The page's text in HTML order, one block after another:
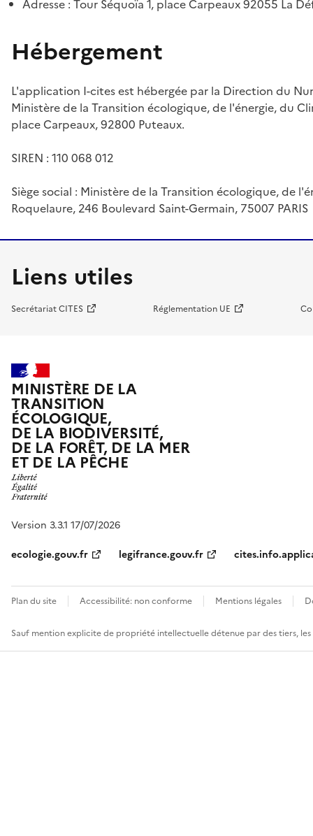
Adresse : Tour Séquoïa 1, place Carpeaux 92055 La
Hébergement
L'application I-cites est hébergée par la Direction du
Ministère de la Transition écologique, de l'énergie, du
place Carpeaux, 92800 Puteaux.
SIREN : 110 068 012
Siège social : Ministère de la Transition écologique, de
Roquelaure, 246 Boulevard Saint-Germain, 75007 PARIS
Liens utiles
Secrétariat CITES Réglementation UE
MINISTÈRE DE LA
TRANSITION
ÉCOLOGIQUE,
DE LA BIODIVERSITÉ,
DE LA FORÊT, DE LA MER
ET DE LA PÊCHE
Version 3.3.1 17/07/2026
ecologie.gouv.fr
legifrance.gouv.fr
Plan du site Accessibilité: non conforme Mentions légales
Sauf mention explicite de propriété intellectuelle détenue par des tiers,